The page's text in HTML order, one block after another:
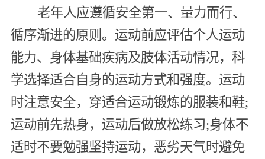
老年人应遵循安全第一、量力而行、
循序渐进的原则。运动前应评估个人运动
能力、身体基础疾病及肢体活动情况，科
学选择适合自身的运动方式和强度。运动
时注意安全，穿适合运动锻炼的服装和鞋;
运动前先热身，运动后做放松练习;身体不
适时不要勉强坚持运动，恶劣天气时避免